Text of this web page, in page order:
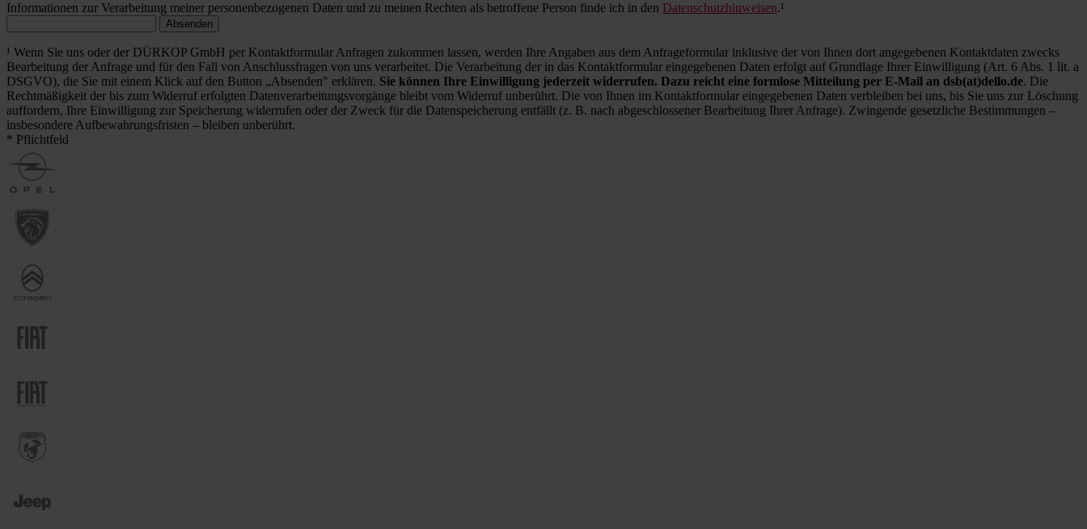
Informationen zur Verarbeitung meiner personenbezogenen Daten und zu meinen Rechten als betroffene Person finde ich in den Datenschutzhinweisen.¹
Absenden
¹ Wenn Sie uns oder der DÜRKOP GmbH per Kontaktformular Anfragen zukommen lassen, werden Ihre Angaben aus dem Anfrageformular inklusive der von Ihnen dort angegebenen Kontaktdaten zwecks
Bearbeitung der Anfrage und für den Fall von Anschlussfragen von uns verarbeitet. Die Verarbeitung der in das Kontaktformular eingegebenen Daten erfolgt auf Grundlage Ihrer Einwilligung (Art. 6 Abs. 1 lit. a
DSGVO), die Sie mit einem Klick auf den Button „Absenden" erklären. Sie können Ihre Einwilligung jederzeit widerrufen. Dazu reicht eine formlose Mitteilung per E-Mail an dsb(at)dello.de. Die
Rechtmäßigkeit der bis zum Widerruf erfolgten Datenverarbeitungsvorgänge bleibt vom Widerruf unberührt. Die von Ihnen im Kontaktformular eingegebenen Daten verbleiben bei uns, bis Sie uns zur Löschung
auffordern, Ihre Einwilligung zur Speicherung widerrufen oder der Zweck für die Datenspeicherung entfällt (z. B. nach abgeschlossener Bearbeitung Ihrer Anfrage). Zwingende gesetzliche Bestimmungen –
insbesondere Aufbewahrungsfristen – bleiben unberührt.
* Pflichtfeld